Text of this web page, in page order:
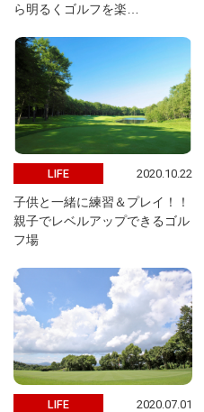
ら明るくゴルフを楽…
LIFE 2020.10.22
子供と一緒に練習＆プレイ！！
親子でレベルアップできるゴル
フ場
LIFE 2020.07.01